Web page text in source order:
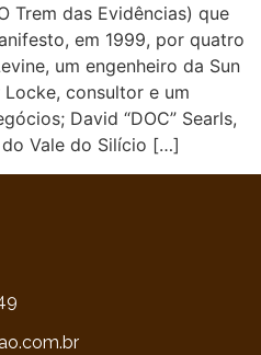
Trem das Evidências) que
em 1999, por quatro
um engenheiro da Sun
consultor e um
David “DOC” Searls,
Vale do Silício […]